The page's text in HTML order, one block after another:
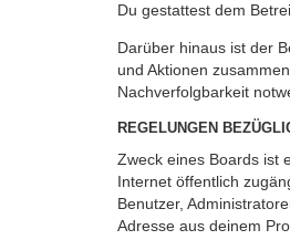
Du gestattest dem
Darüber hinaus ist der
und Aktionen
Nachverfolgbarkeit
REGELUNGEN
Zweck eines Boards ist
Internet öffentlich
Benutzer,
Adresse aus deinem